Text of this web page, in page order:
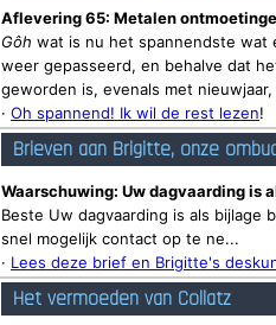
Aflevering 65: Metalen
Gôh wat is nu het spannendste wat
weer gepasseerd, en behalve dat
geworden is, evenals met
· Oh spannend! Ik wil de rest lezen!
Brieven aan Brigitte, onze
Waarschuwing: Uw dagvaarding is
Beste Uw dagvaarding is als bijlage
snel mogelijk contact op te ne...
· Lees deze brief en Brigitte's
Het vermoeden van Collatz